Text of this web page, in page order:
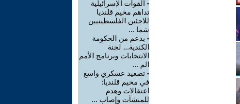
- القوات الإسرائيلية
تداهم مخيم قلنديا
للاجئين الفلسطينيين
شما ...
- بدعم من الحكومة
الكندية... لجنة
الانتخابات وبرنامج الأمم
الم ...
- تصعيد عسكري واسع
في مخيم قلنديا:
اعتقالات وهدم
للمنشآت وإصاب ...